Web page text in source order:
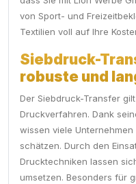
von Sport- und
Textilien voll auf Ihre
Siebdruck-
robuste und
Der Siebdruck-Transfer
Druckverfahren. Dank
wissen viele
schätzen. Durch den
Drucktechniken lassen
umsetzen. Besonders für